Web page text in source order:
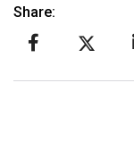
Share: